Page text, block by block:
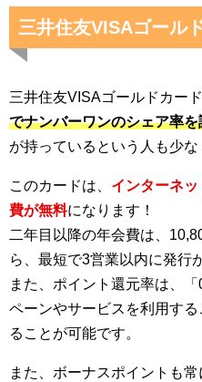
三井住友VISAゴール
三井住友VISAゴールドカード
でナンバーワンのシェア率
が持っているという人も少な
このカードは、 インターネ
費が無料になります！
二年目以降の年会費は、
ら、最短で3営業以内に発行
また、ポイント還元率は、
ペーンやサービスを利用す
ることが可能です。
また、ボーナスポイントも